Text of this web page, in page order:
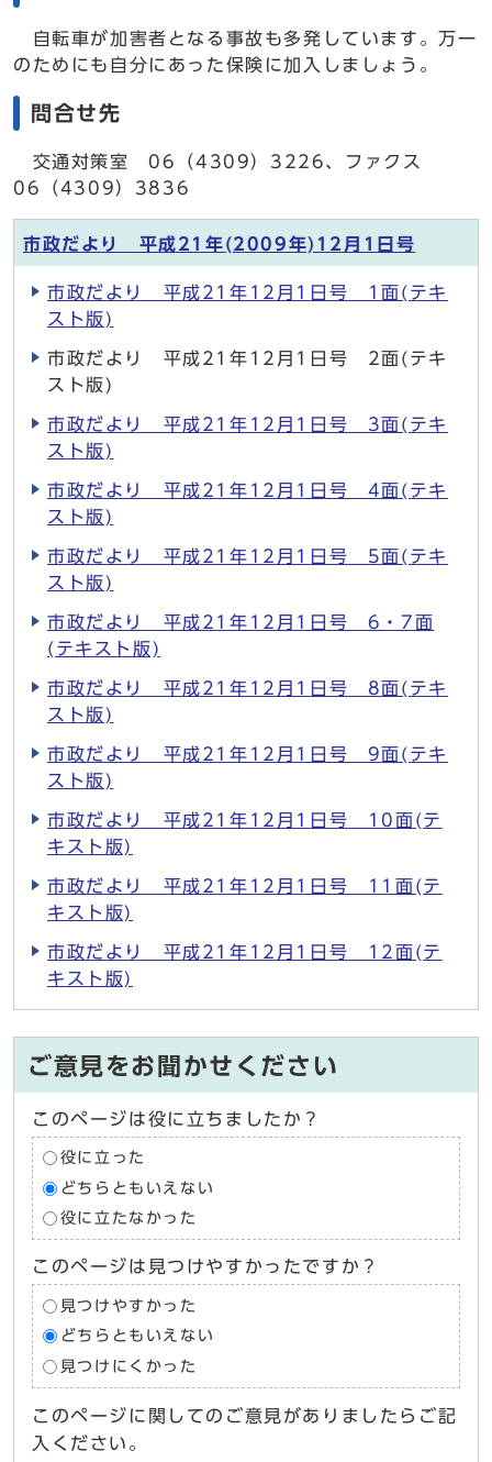
自転車が加害者となる事故も多発しています。万一
のためにも自分にあった保険に加入しましょう。
問合せ先
交通対策室 06（4309）3226、ファクス
06（4309）3836
市政だより 平成21年(2009年)12月1日号
市政だより 平成21年12月1日号 1面(テキ
スト版)
市政だより 平成21年12月1日号 2面(テキ
スト版)
市政だより 平成21年12月1日号 3面(テキ
スト版)
市政だより 平成21年12月1日号 4面(テキ
スト版)
市政だより 平成21年12月1日号 5面(テキ
スト版)
市政だより 平成21年12月1日号 6・7面
(テキスト版)
市政だより 平成21年12月1日号 8面(テキ
スト版)
市政だより 平成21年12月1日号 9面(テキ
スト版)
市政だより 平成21年12月1日号 10面(テ
キスト版)
市政だより 平成21年12月1日号 11面(テ
キスト版)
市政だより 平成21年12月1日号 12面(テ
キスト版)
ご意見をお聞かせください
このページは役に立ちましたか？
役に立った
どちらともいえない
役に立たなかった
このページは見つけやすかったですか？
見つけやすかった
どちらともいえない
見つけにくかった
このページに関してのご意見がありましたらご記
入ください。